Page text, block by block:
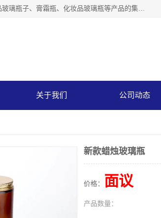
【1分钟前更新】广州乐鑫玻璃制品有限公司是一家专业从事化妆品瓶子、化妆品玻璃瓶子、膏霜瓶、化妆品玻璃瓶等产品的集开发研制、生产、销售于一体的实业型玻璃制品生产企业。产品从设计、开模、试样、生产、蒙砂、抛光、喷涂、高低温单色及多色印刷，烫金（银）到交货实现一条龙服务。
关于我们 公司动态
新款蜡烛玻璃瓶
价格： 面议
产品数量：